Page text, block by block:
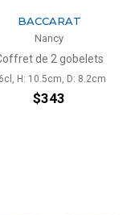
BACCARAT
Nancy
de 2 gobelets
H: 10.5cm, D: 8.2cm
$343